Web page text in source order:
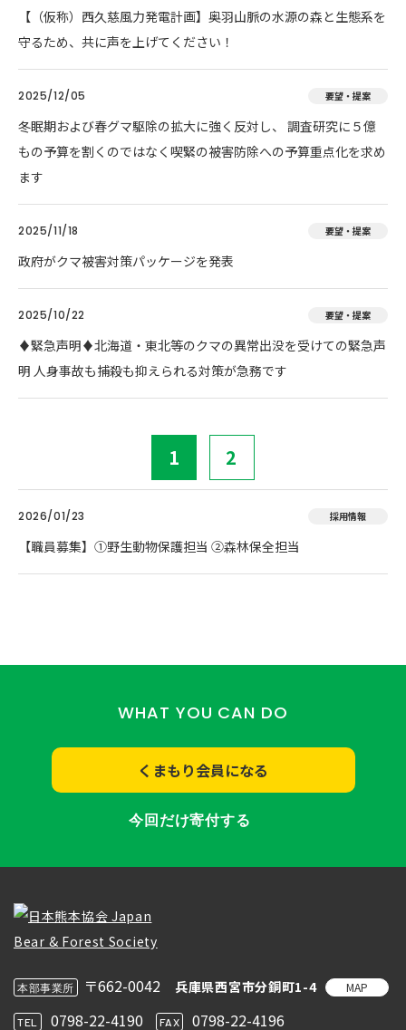
【（仮称）西久慈風力発電計画】奥羽山脈の水源の森と生態系を
守るため、共に声を上げてください！
2025/12/05 要望・提案
冬眠期および春グマ駆除の拡大に強く反対し、 調査研究に５億
もの予算を割くのではなく喫緊の被害防除への予算重点化を求め
ます
2025/11/18 要望・提案
政府がクマ被害対策パッケージを発表
2025/10/22 要望・提案
♦️緊急声明♦️北海道・東北等のクマの異常出没を受けての緊急声
明 人身事故も捕殺も抑えられる対策が急務です
1 2
2026/01/23 採用情報
【職員募集】①野生動物保護担当 ②森林保全担当
WHAT YOU CAN DO
くまもり会員になる
今回だけ寄付する
本部事業所 〒662-0042 兵庫県西宮市分銅町1-4 MAP
TEL 0798-22-4190 FAX 0798-22-4196